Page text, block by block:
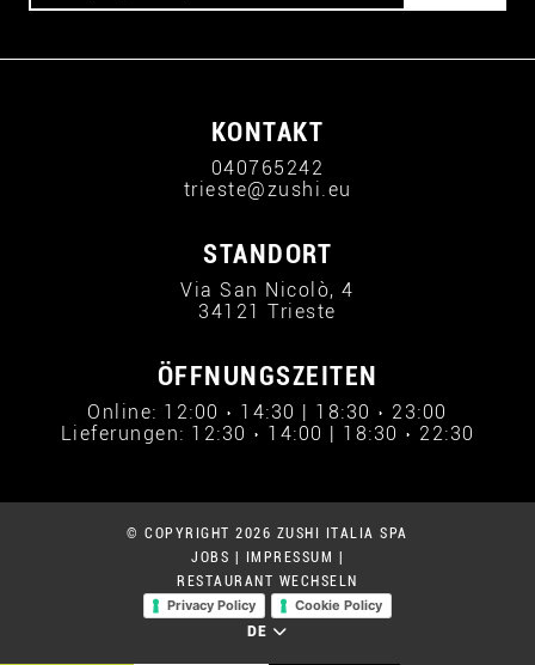
KONTAKT
040765242
trieste@zushi.eu
STANDORT
Via San Nicolò, 4
34121 Trieste
ÖFFNUNGSZEITEN
Online: 12:00 › 14:30 | 18:30 › 23:00
Lieferungen: 12:30 › 14:00 | 18:30 › 22:30
© COPYRIGHT 2026 ZUSHI ITALIA SPA
JOBS
IMPRESSUM
RESTAURANT WECHSELN
Privacy Policy
Cookie Policy
DE